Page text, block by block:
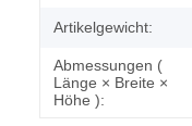
Artikelgewicht:
Abmessungen (
Länge × Breite ×
Höhe ):